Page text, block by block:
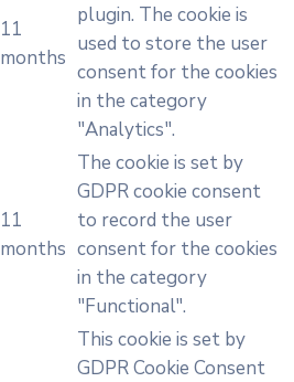
11
months
plugin. The cookie is
used to store the user
consent for the cookies
in the category
"Analytics".
11
months
The cookie is set by
GDPR cookie consent
to record the user
consent for the cookies
in the category
"Functional".
This cookie is set by
GDPR Cookie Consent